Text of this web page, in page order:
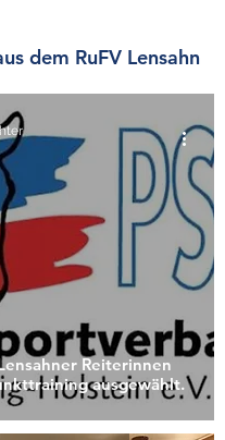
dem RuFV Lensahn
Reiterinnen
ausgewählt.